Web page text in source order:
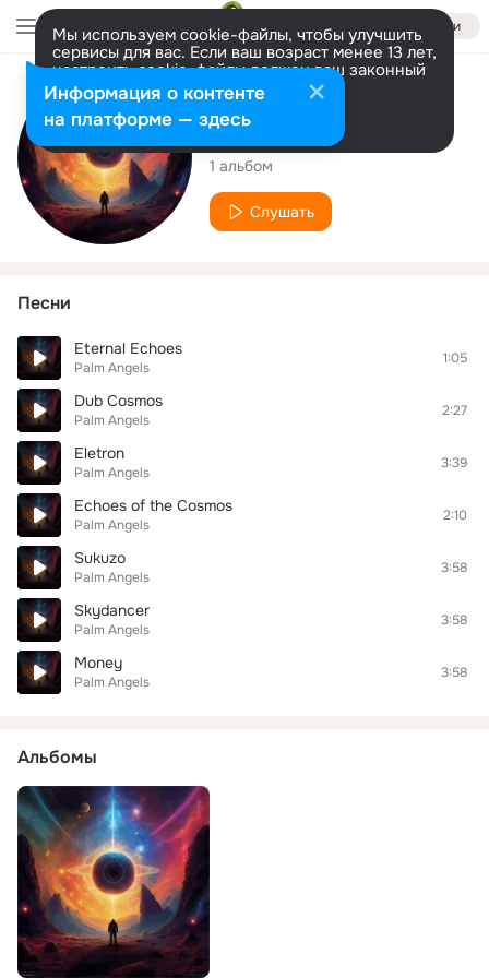
Войти
Мы используем cookie-файлы, чтобы улучшить
сервисы для вас. Если ваш возраст менее 13 лет,
настроить cookie-файлы должен ваш законный
представитель. Больше информации
Разрешить все Настроить
Исполнитель
Palm Angels
1 альбом
Слушать
Песни
Eternal Echoes
Palm Angels
1:05
Dub Cosmos
Palm Angels
2:27
Eletron
Palm Angels
3:39
Echoes of the Cosmos
Palm Angels
2:10
Sukuzo
Palm Angels
3:58
Skydancer
Palm Angels
3:58
Money
Palm Angels
3:58
Альбомы
Информация о контенте
на платформе — здесь